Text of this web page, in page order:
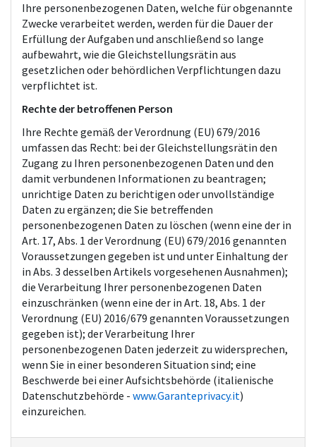
Ihre personenbezogenen Daten, welche für obgenannte
Zwecke verarbeitet werden, werden für die Dauer der
Erfüllung der Aufgaben und anschließend so lange
aufbewahrt, wie die Gleichstellungsrätin aus
gesetzlichen oder behördlichen Verpflichtungen dazu
verpflichtet ist.
Rechte der betroffenen Person
Ihre Rechte gemäß der Verordnung (EU) 679/2016
umfassen das Recht: bei der Gleichstellungsrätin den
Zugang zu Ihren personenbezogenen Daten und den
damit verbundenen Informationen zu beantragen;
unrichtige Daten zu berichtigen oder unvollständige
Daten zu ergänzen; die Sie betreffenden
personenbezogenen Daten zu löschen (wenn eine der in
Art. 17, Abs. 1 der Verordnung (EU) 679/2016 genannten
Voraussetzungen gegeben ist und unter Einhaltung der
in Abs. 3 desselben Artikels vorgesehenen Ausnahmen);
die Verarbeitung Ihrer personenbezogenen Daten
einzuschränken (wenn eine der in Art. 18, Abs. 1 der
Verordnung (EU) 2016/679 genannten Voraussetzungen
gegeben ist); der Verarbeitung Ihrer
personenbezogenen Daten jederzeit zu widersprechen,
wenn Sie in einer besonderen Situation sind; eine
Beschwerde bei einer Aufsichtsbehörde (italienische
Datenschutzbehörde - www.Garanteprivacy.it)
einzureichen.